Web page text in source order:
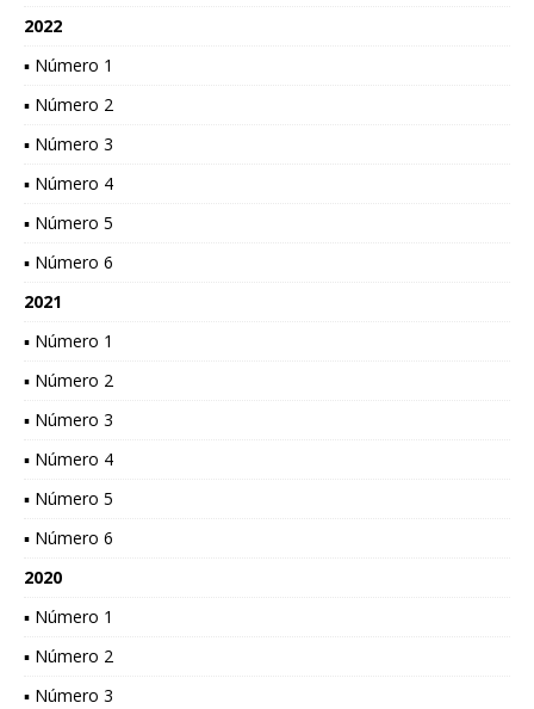
2022
▪ Número 1
▪ Número 2
▪ Número 3
▪ Número 4
▪ Número 5
▪ Número 6
2021
▪ Número 1
▪ Número 2
▪ Número 3
▪ Número 4
▪ Número 5
▪ Número 6
2020
▪ Número 1
▪ Número 2
▪ Número 3